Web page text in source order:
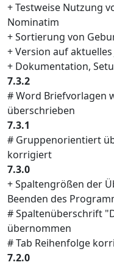
+ Testweise Nutzung
Nominatim
+ Sortierung von
+ Version auf
+ Dokumentation,
7.3.2
# Word Briefvorlagen
überschrieben
7.3.1
# Gruppenorientiert
korrigiert
7.3.0
+ Spaltengrößen der
Beenden des
# Spaltenüberschrift
übernommen
# Tab Reihenfolge
7.2.0